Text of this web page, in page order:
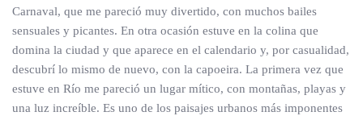
Carnaval, que me pareció muy divertido, con muchos bailes
sensuales y picantes. En otra ocasión estuve en la colina que
domina la ciudad y que aparece en el calendario y, por casualidad,
descubrí lo mismo de nuevo, con la capoeira. La primera vez que
estuve en Río me pareció un lugar mítico, con montañas, playas y
una luz increíble. Es uno de los paisajes urbanos más imponentes